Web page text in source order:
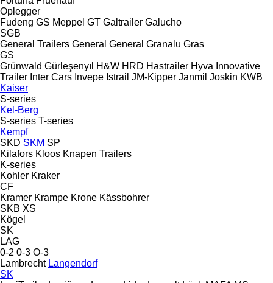
Oplegger
Fudeng GS Meppel GT Galtrailer Galucho
SGB
General Trailers General General Granalu Gras
GS
Grünwald Gürleşenyıl H&W HRD Hastrailer Hyva Innovative
Trailer Inter Cars Invepe Istrail JM-Kipper Janmil Joskin KWB
Kaiser
S-series
Kel-Berg
S-series T-series
Kempf
SKD SKM SP
Kilafors Kloos Knapen Trailers
K-series
Kohler Kraker
CF
Kramer Krampe Krone Kässbohrer
SKB XS
Kögel
SK
LAG
0-2 0-3 O-3
Lambrecht Langendorf
SK